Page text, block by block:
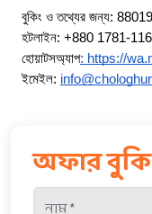
বুকিং ও তথ্যের জন্য:
হটলাইন: +880 1781-
হোয়াটসঅ্যাপ: https://
ইমেইল:
অফার